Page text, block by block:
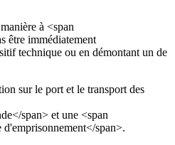
à <span
être immédiatement
technique ou en démontant un de
sur le port et le transport des
span> et une <span
span>.